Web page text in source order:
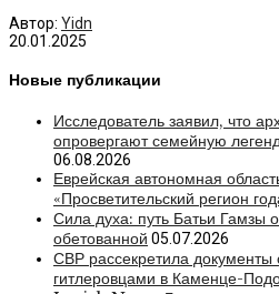
Автор: Yidn
20.01.2025
Новые публикации
Исследователь заявил, что
опровергают семейную
06.08.2026
Еврейская автономная
«Просветительский регион
Сила духа: путь Батьи Гамзы
обетованной 05.07.2026
СВР рассекретила документы
гитлеровцами в Каменце-